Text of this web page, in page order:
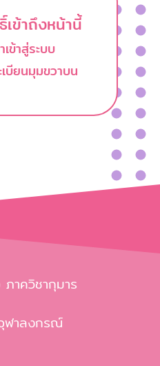
ข้าถึงหน้านี้
ข้าสู่ระบบ
บียนมุมขวาบน
ภาควิชากุมาร
ฬาลงกรณ์